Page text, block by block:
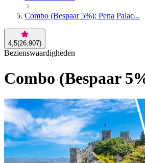
Combo (Bespaar 5%): Pena Palac...
4,5(26.907)
Bezienswaardigheden
Combo (Bespaar